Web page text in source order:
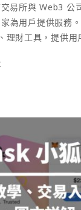
易所與 Web3 公
為用戶提供服務
理財工具，提供用